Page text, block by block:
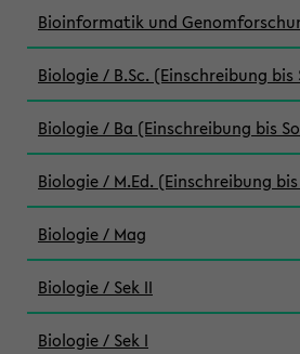
Bioinformatik und
Biologie / B.Sc. (Einschreibung bis
Biologie / Ba (Einschreibung bis
Biologie / M.Ed. (Einschreibung bis
Biologie / Mag
Biologie / Sek II
Biologie / Sek I